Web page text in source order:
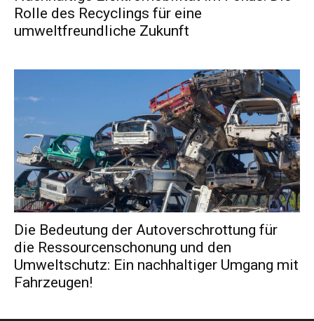
Rolle des Recyclings für eine
umweltfreundliche Zukunft
Die Bedeutung der Autoverschrottung für
die Ressourcenschonung und den
Umweltschutz: Ein nachhaltiger Umgang mit
Fahrzeugen!